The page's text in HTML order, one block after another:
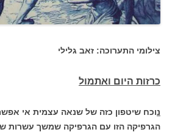
צילומי התערוכה: זאב גלילי
כרזות היום ואתמול
נוכח שיטפון כזה של שנאה עצמית אי
הגרפיקה הזו עם הגרפיקה שמשך עשרות